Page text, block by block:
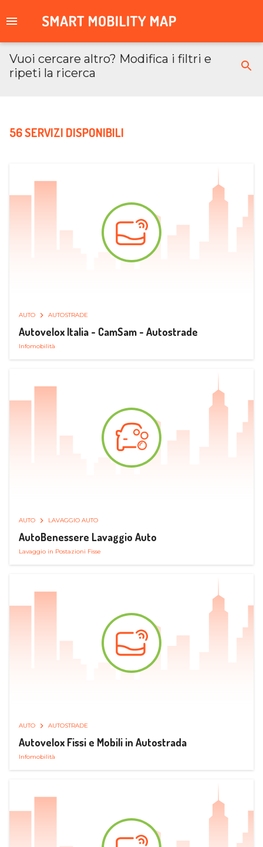
Vuoi cercare altro? Modifica i filtri e
ripeti la ricerca
56 SERVIZI DISPONIBILI
AUTO AUTOSTRADE
Autovelox Italia - CamSam - Autostrade
Infomobilità
AUTO LAVAGGIO AUTO
AutoBenessere Lavaggio Auto
Lavaggio in Postazioni Fisse
AUTO AUTOSTRADE
Autovelox Fissi e Mobili in Autostrada
Infomobilità